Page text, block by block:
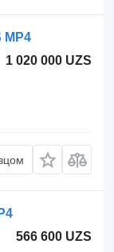
MP4
1 020 000 UZS
566 600 UZS